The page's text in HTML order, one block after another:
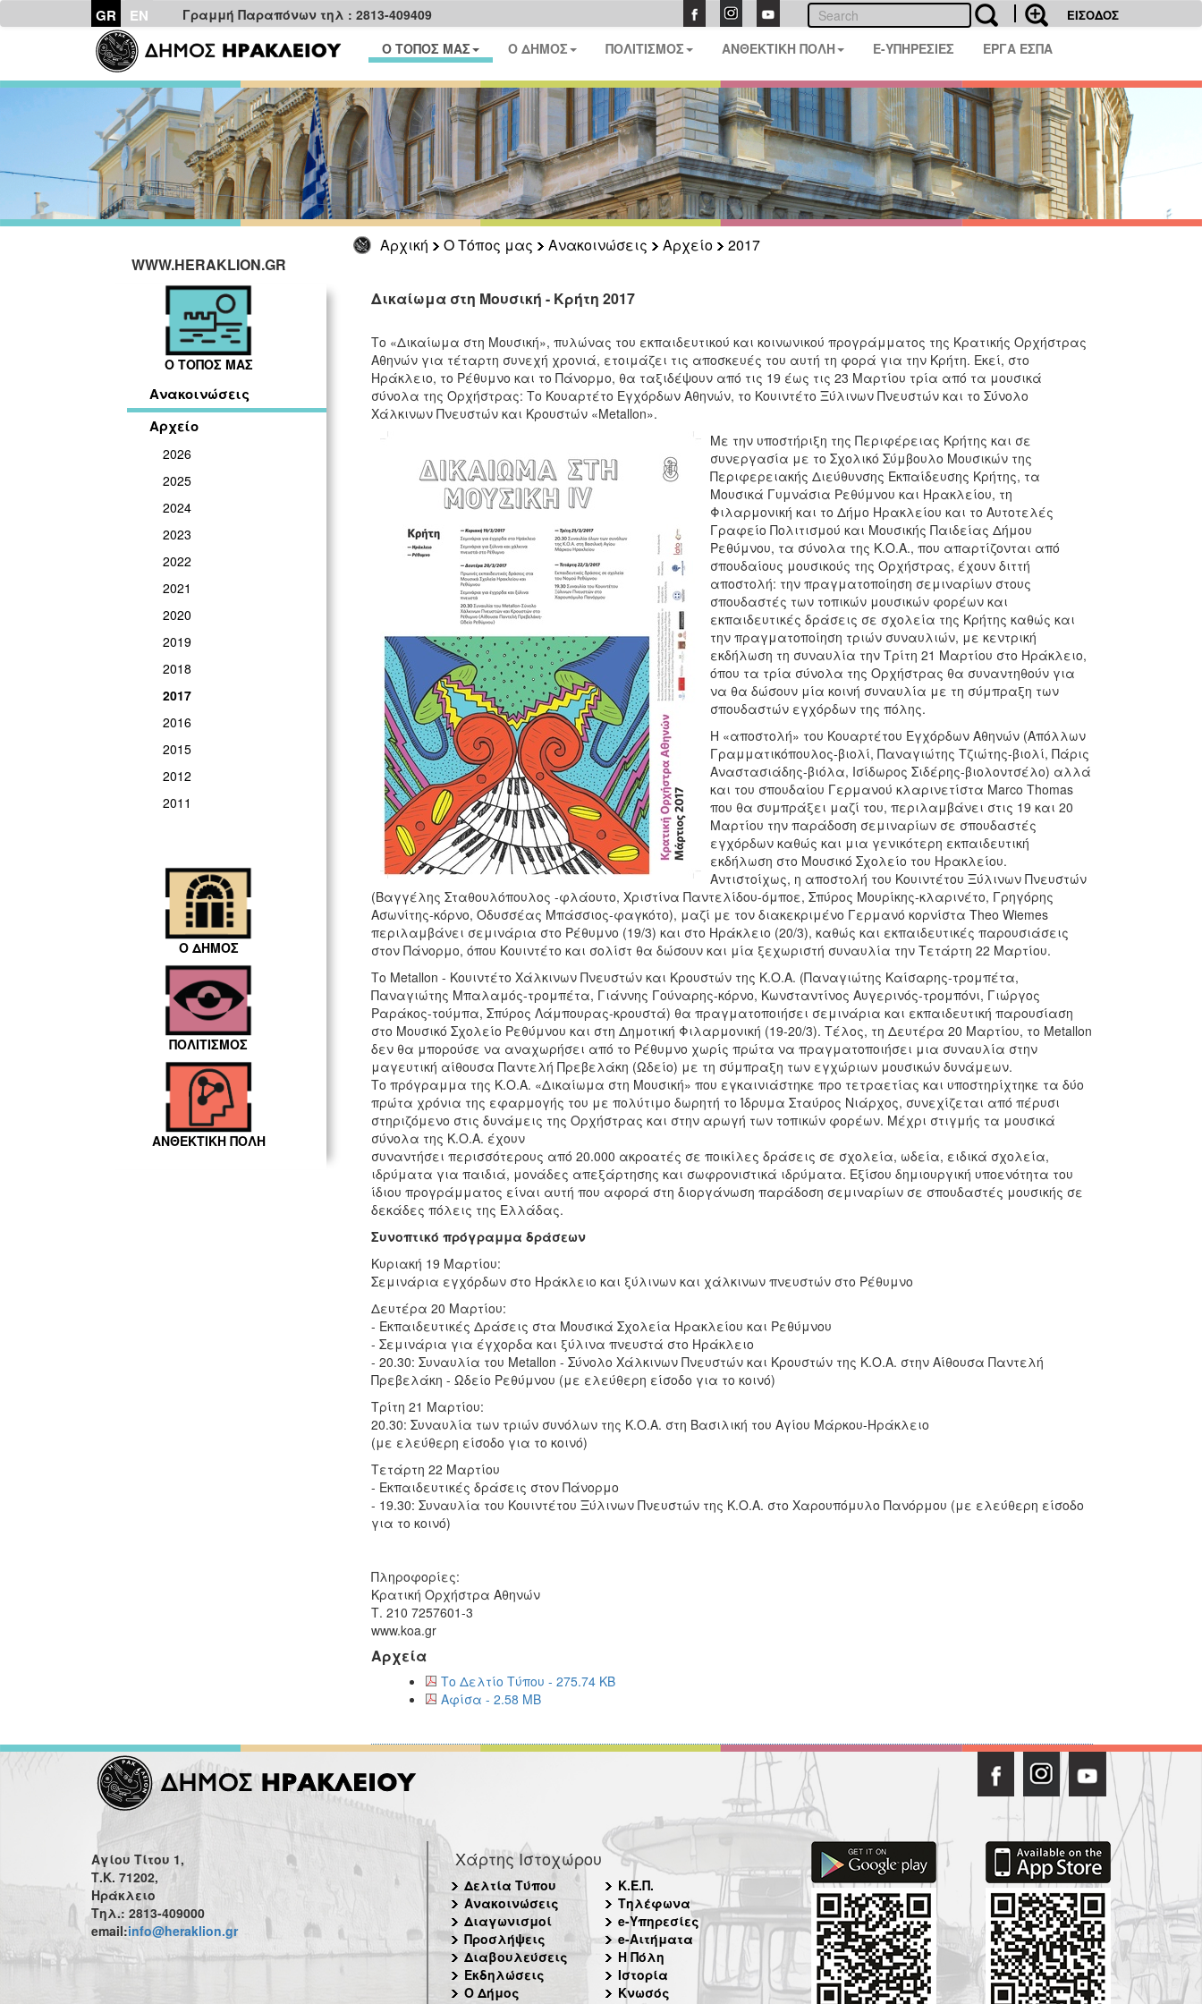
GR EN Γραμμή Παραπόνων τηλ : 2813-409409 ΕΙΣΟΔΟΣ
Ο ΤΟΠΟΣ ΜΑΣ Ο ΔΗΜΟΣ ΠΟΛΙΤΙΣΜΟΣ ΑΝΘΕΚΤΙΚΗ ΠΟΛΗ E-ΥΠΗΡΕΣΙΕΣ ΕΡΓΑ ΕΣΠΑ
Αρχική Ο Τόπος μας Ανακοινώσεις Αρχείο
2017
WWW.HERAKLION.GR
Ο ΤΟΠΟΣ ΜΑΣ
Ανακοινώσεις
Αρχείο
2026
2025
2024
2023
2022
2021
2020
2019
2018
2017
2016
2015
2012
2011
Ο ΔΗΜΟΣ
ΠΟΛΙΤΙΣΜΟΣ
ΑΝΘΕΚΤΙΚΗ ΠΟΛΗ
Δικαίωμα στη Μουσική - Κρήτη 2017
Το «Δικαίωμα στη Μουσική», πυλώνας του εκπαιδευτικού και κοινωνικού προγράμματος της Κρατικής Ορχήστρας
Αθηνών για τέταρτη συνεχή χρονιά, ετοιμάζει τις αποσκευές του αυτή τη φορά για την Κρήτη. Εκεί, στο
Ηράκλειο, το Ρέθυμνο και το Πάνορμο, θα ταξιδέψουν από τις 19 έως τις 23 Μαρτίου τρία από τα μουσικά
σύνολα της Ορχήστρας: Το Κουαρτέτο Εγχόρδων Αθηνών, το Κουιντέτο Ξύλινων Πνευστών και το Σύνολο
Χάλκινων Πνευστών και Κρουστών «Metallon».
Mε την υποστήριξη της Περιφέρειας Κρήτης και σε
συνεργασία με το Σχολικό Σύμβουλο Μουσικών της
Περιφερειακής Διεύθυνσης Εκπαίδευσης Κρήτης, τα
Μουσικά Γυμνάσια Ρεθύμνου και Ηρακλείου, τη
Φιλαρμονική και το Δήμο Ηρακλείου και το Αυτοτελές
Γραφείο Πολιτισμού και Μουσικής Παιδείας Δήμου
Ρεθύμνου, τα σύνολα της Κ.Ο.Α., που απαρτίζονται από
σπουδαίους μουσικούς της Ορχήστρας, έχουν διττή
αποστολή: την πραγματοποίηση σεμιναρίων στους
σπουδαστές των τοπικών μουσικών φορέων και
εκπαιδευτικές δράσεις σε σχολεία της Κρήτης καθώς και
την πραγματοποίηση τριών συναυλιών, με κεντρική
εκδήλωση τη συναυλία την Τρίτη 21 Μαρτίου στο Ηράκλειο,
όπου τα τρία σύνολα της Ορχήστρας θα συναντηθούν για
να θα δώσουν μία κοινή συναυλία με τη σύμπραξη των
σπουδαστών εγχόρδων της πόλης.
Η «αποστολή» του Κουαρτέτου Εγχόρδων Αθηνών (Απόλλων
Γραμματικόπουλος-βιολί, Παναγιώτης Τζιώτης-βιολί, Πάρις
Αναστασιάδης-βιόλα, Ισίδωρος Σιδέρης-βιολοντσέλο) αλλά
και του σπουδαίου Γερμανού κλαρινετίστα Marco Thomas
που θα συμπράξει μαζί του, περιλαμβάνει στις 19 και 20
Μαρτίου την παράδοση σεμιναρίων σε σπουδαστές
εγχόρδων καθώς και μια γενικότερη εκπαιδευτική
εκδήλωση στο Μουσικό Σχολείο του Ηρακλείου.
Αντιστοίχως, η αποστολή του Κουιντέτου Ξύλινων Πνευστών
(Βαγγέλης Σταθουλόπουλος -φλάουτο, Χριστίνα Παντελίδου-όμποε, Σπύρος Μουρίκης-κλαρινέτο, Γρηγόρης
Ασωνίτης-κόρνο, Οδυσσέας Μπάσσιος-φαγκότο), μαζί με τον διακεκριμένο Γερμανό κορνίστα Theo Wiemes
περιλαμβάνει σεμινάρια στο Ρέθυμνο (19/3) και στο Ηράκλειο (20/3), καθώς και εκπαιδευτικές παρουσιάσεις
στον Πάνορμο, όπου Κουιντέτο και σολίστ θα δώσουν και μία ξεχωριστή συναυλία την Τετάρτη 22 Μαρτίου.
Το Metallon - Κουιντέτο Χάλκινων Πνευστών και Κρουστών της Κ.Ο.Α. (Παναγιώτης Καίσαρης-τρομπέτα,
Παναγιώτης Μπαλαμός-τρομπέτα, Γιάννης Γούναρης-κόρνο, Κωνσταντίνος Αυγερινός-τρομπόνι, Γιώργος
Ραράκος-τούμπα, Σπύρος Λάμπουρας-κρουστά) θα πραγματοποιήσει σεμινάρια και εκπαιδευτική παρουσίαση
στο Μουσικό Σχολείο Ρεθύμνου και στη Δημοτική Φιλαρμονική (19-20/3). Τέλος, τη Δευτέρα 20 Μαρτίου, το Metallon
δεν θα μπορούσε να αναχωρήσει από το Ρέθυμνο χωρίς πρώτα να πραγματοποιήσει μια συναυλία στην
μαγευτική αίθουσα Παντελή Πρεβελάκη (Ωδείο) με τη σύμπραξη των εγχώριων μουσικών δυνάμεων.
Το πρόγραμμα της Κ.Ο.Α. «Δικαίωμα στη Μουσική» που εγκαινιάστηκε προ τετραετίας και υποστηρίχτηκε τα δύο
πρώτα χρόνια της εφαρμογής του με πολύτιμο δωρητή το Ίδρυμα Σταύρος Νιάρχος, συνεχίζεται από πέρυσι
στηριζόμενο στις δυνάμεις της Ορχήστρας και στην αρωγή των τοπικών φορέων. Μέχρι στιγμής τα μουσικά
σύνολα της Κ.Ο.Α. έχουν
συναντήσει περισσότερους από 20.000 ακροατές σε ποικίλες δράσεις σε σχολεία, ωδεία, ειδικά σχολεία,
ιδρύματα για παιδιά, μονάδες απεξάρτησης και σωφρονιστικά ιδρύματα. Εξίσου δημιουργική υποενότητα του
ίδιου προγράμματος είναι αυτή που αφορά στη διοργάνωση παράδοση σεμιναρίων σε σπουδαστές μουσικής σε
δεκάδες πόλεις της Ελλάδας.
Συνοπτικό πρόγραμμα δράσεων
Κυριακή 19 Μαρτίου:
Σεμινάρια εγχόρδων στο Ηράκλειο και ξύλινων και χάλκινων πνευστών στο Ρέθυμνο
Δευτέρα 20 Μαρτίου:
- Εκπαιδευτικές Δράσεις στα Μουσικά Σχολεία Ηρακλείου και Ρεθύμνου
- Σεμινάρια για έγχορδα και ξύλινα πνευστά στο Ηράκλειο
- 20.30: Συναυλία του Metallon - Σύνολο Χάλκινων Πνευστών και Κρουστών της Κ.Ο.Α. στην Αίθουσα Παντελή
Πρεβελάκη - Ωδείο Ρεθύμνου (με ελεύθερη είσοδο για το κοινό)
Τρίτη 21 Μαρτίου:
20.30: Συναυλία των τριών συνόλων της Κ.Ο.Α. στη Βασιλική του Αγίου Μάρκου-Ηράκλειο
(με ελεύθερη είσοδο για το κοινό)
Τετάρτη 22 Μαρτίου
- Εκπαιδευτικές δράσεις στον Πάνορμο
- 19.30: Συναυλία του Κουιντέτου Ξύλινων Πνευστών της Κ.Ο.Α. στο Χαρουπόμυλο Πανόρμου (με ελεύθερη είσοδο
για το κοινό)
Πληροφορίες:
Κρατική Ορχήστρα Αθηνών
Τ. 210 7257601-3
www.koa.gr
Αρχεία
Το Δελτίο Τύπου - 275.74 KB
Αφίσα - 2.58 MB
Αγίου Τίτου 1,
Τ.Κ. 71202,
Ηράκλειο
Τηλ.: 2813-409000
email:info@heraklion.gr
Χάρτης Ιστοχώρου
Δελτία Τύπου
Ανακοινώσεις
Διαγωνισμοί
Προσλήψεις
Διαβουλεύσεις
Εκδηλώσεις
Ο Δήμος
Κ.Ε.Π.
Τηλέφωνα
e-Υπηρεσίες
e-Αιτήματα
Η Πόλη
Ιστορία
Κνωσός